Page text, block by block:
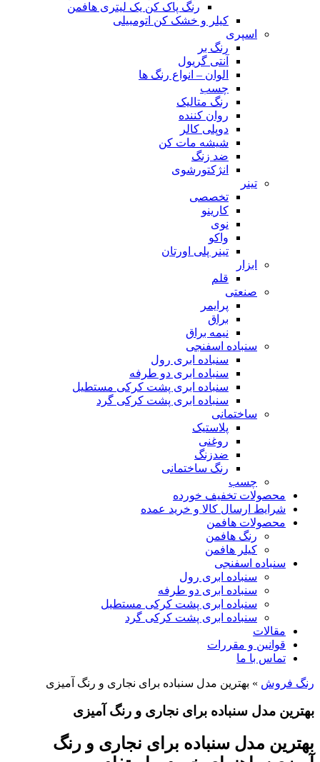
رنگ پاک کن یک لیتری هافمن
کیلر و خشک کن اتومبیلی
اسپری
رنگ بر
آنتی گریول
الوان – انواع رنگ ها
چسب
رنگ متالیک
روان کننده
دوپلی کالر
شیشه مات کن
ضد زنگ
انژکتورشوی
تینر
تخصصی
کارینو
نوی
واکو
تینر پلی اورتان
ابزار
قلم
صنعتی
پرایمر
براق
نیمه براق
سنباده اسفنجی
سنباده ابری رول
سنباده ابری دو طرفه
سنباده ابری پشت کرکی مستطیل
سنباده ابری پشت کرکی گرد
ساختمانی
پلاستیک
روغنی
ضدزنگ
رنگ ساختمانی
چسب
محصولات تخفیف خورده
شرایط ارسال کالا و خرید عمده
محصولات هافمن
رنگ هافمن
کیلر هافمن
سنباده اسفنجی
سنباده ابری رول
سنباده ابری دو طرفه
سنباده ابری پشت کرکی مستطیل
سنباده ابری پشت کرکی گرد
مقالات
قوانین و مقررات
تماس با ما
رنگ فروش » بهترین مدل سنباده برای نجاری و رنگ آمیزی
بهترین مدل سنباده برای نجاری و رنگ آمیزی
بهترین مدل سنباده برای نجاری و رنگ